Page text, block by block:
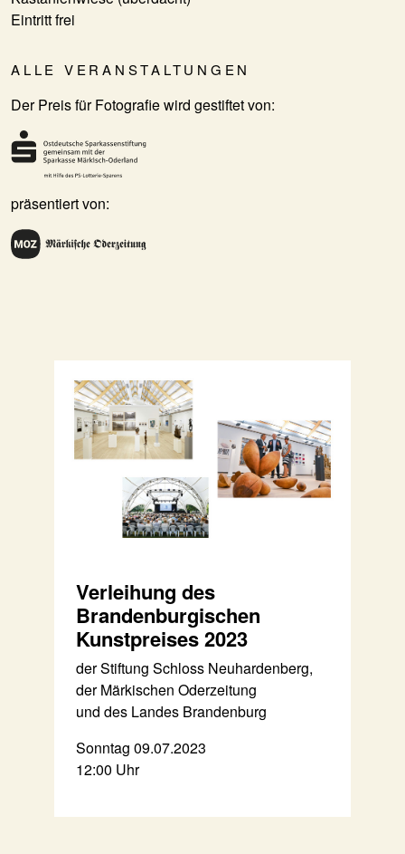
Eintritt frei
ALLE VERANSTALTUNGEN
Der Preis für Fotografie wird gestiftet von:
präsentiert von:
Verleihung des
Brandenburgischen
Kunstpreises 2023
der Stiftung Schloss Neuhardenberg,
der Märkischen Oderzeitung
und des Landes Brandenburg
Sonntag 09.07.2023
12:00 Uhr